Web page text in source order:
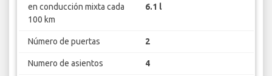
en conducción mixta cada
100 km
6.1 l
Número de puertas 2
Numero de asientos 4